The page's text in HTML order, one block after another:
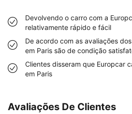
Devolvendo o carro com a
relativamente rápido e fácil
De acordo com as avaliações
em Paris são de condição
Clientes disseram que Europcar
em Paris
Avaliações De Clientes